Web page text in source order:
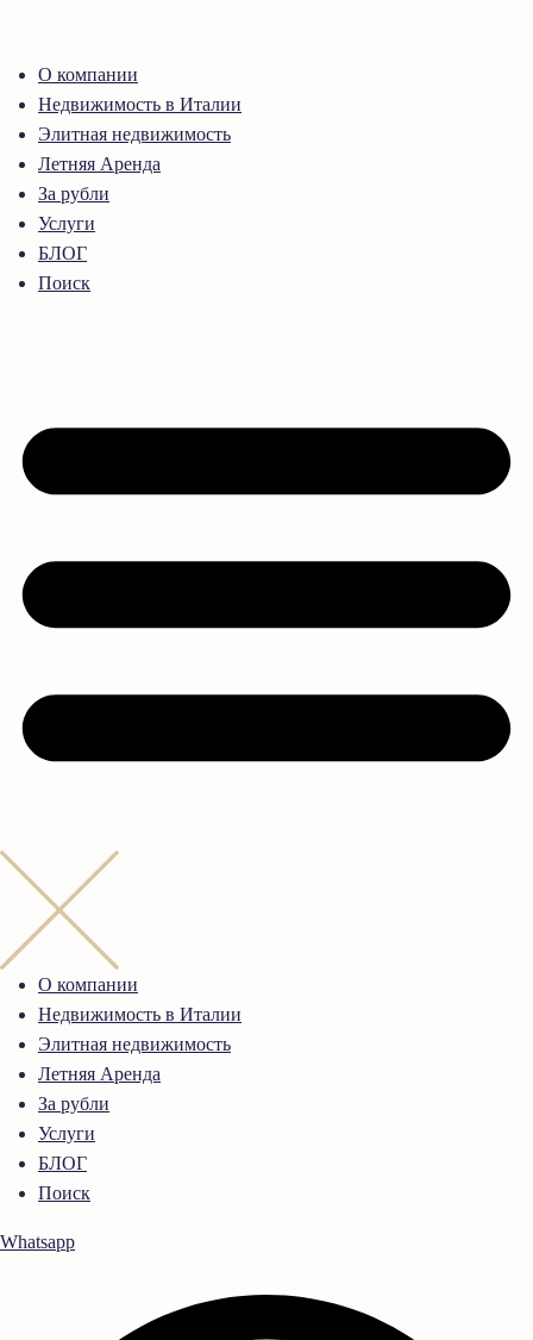
О компании
Недвижимость в Италии
Элитная недвижимость
Летняя Аренда
За рубли
Услуги
БЛОГ
Поиск
О компании
Недвижимость в Италии
Элитная недвижимость
Летняя Аренда
За рубли
Услуги
БЛОГ
Поиск
Whatsapp